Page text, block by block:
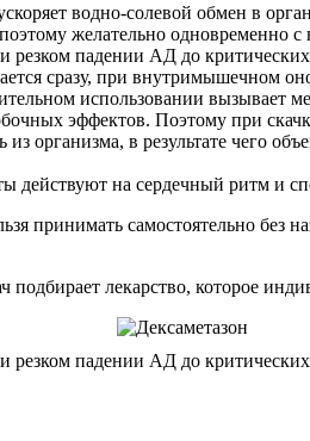
водно-солевой обмен в
желательно одновременно
резком падении АД до
сразу, при внутримышечном
использовании вызывает
эффектов. Поэтому при
организма, в результате чего
действуют на сердечный ритм
принимать самостоятельно без
подбирает лекарство, которое
резком падении АД до